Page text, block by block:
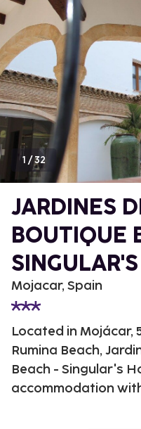
1 /32
JARDINES
BOUTIQUE
Mojacar, Spain
Located in Mojácar,
Rumina Beach,
Beach - Singular's
accommodation